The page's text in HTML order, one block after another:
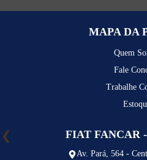
MAPA DA
Quem
Fale
Trabalhe
FIAT FANCAR
Av. Pará, 564 -